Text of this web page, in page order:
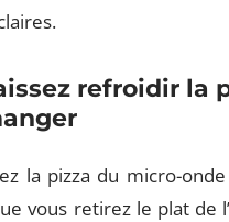
refroidir la
la pizza du micro-
vous retirez le plat de